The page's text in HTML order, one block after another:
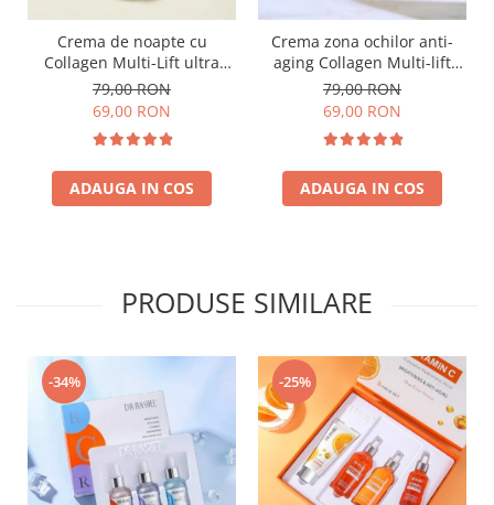
Crema de noapte cu
Collagen Multi-Lift ultra
night cream - 50g
79,00 RON
69,00 RON
ADAUGA IN COS
Crema zona ochilor anti-
aging Collagen Multi-lift
ultra eye cream 15g
79,00 RON
69,00 RON
ADAUGA IN COS
PRODUSE SIMILARE
-34% -25%